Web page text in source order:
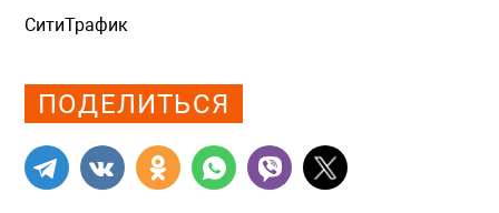
СитиТрафик
ПОДЕЛИТЬСЯ